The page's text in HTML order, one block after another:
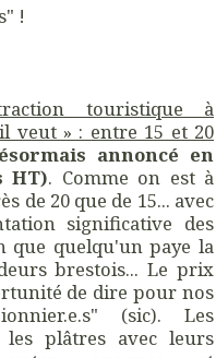
!
touristique à
veut » : entre 15 et 20
annoncé en
HT). Comme on est à
de 20 que de 15... avec
significative des
quelqu'un paye la
brestois... Le prix
de dire pour nos
(sic). Les
les plâtres avec leurs